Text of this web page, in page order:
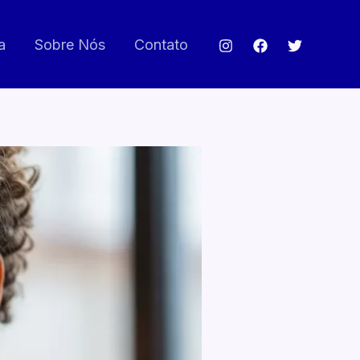
Sobre Nós Contato